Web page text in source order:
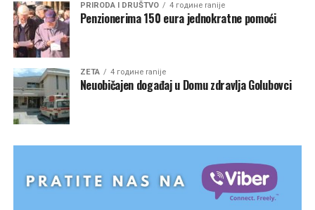
PRIRODA I DRUŠTVO 4 године ranije
Penzionerima 150 eura jednokratne pomoći
ZETA 4 године ranije
Neuobičajen događaj u Domu zdravlja Golubovci